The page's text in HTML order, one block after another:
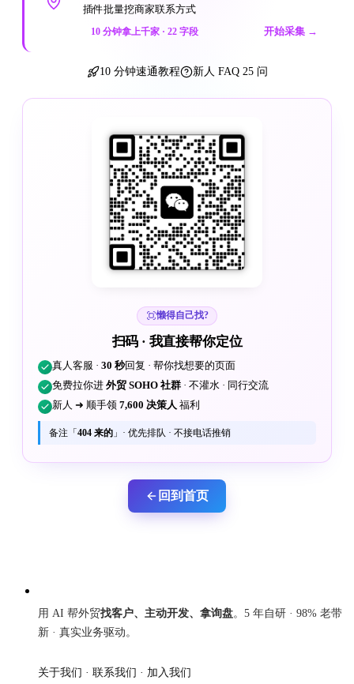
插件批量挖商家联系方式
10 分钟拿上千家 · 22 字段 开始采集 →
10 分钟速通教程 新人 FAQ 25 问
懒得自己找?
扫码 · 我直接帮你定位
真人客服 ·30 秒回复 · 帮你找想要的页面
免费拉你进外贸 SOHO 社群 · 不灌水 · 同行交流
新人 ➜ 顺手领7,600 决策人 福利
备注「404 来的 」· 优先排队 · 不接电话推销
回到首页
用 AI 帮外贸找客户、主动开发、拿询盘。5 年自研 · 98% 老带
新 · 真实业务驱动。
关于我们 · 联系我们 · 加入我们